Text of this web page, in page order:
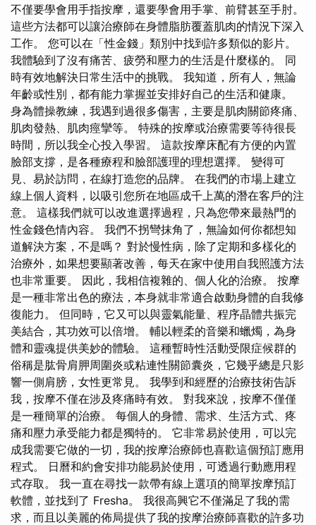
不僅要學會用手指按摩，還要學會用手掌、前臂甚至手肘。
這些方法都可以讓治療師在身體脂肪覆蓋肌肉的情況下深入
工作。 您可以在「性金錢」類別中找到許多類似的影片。
我體驗到了沒有痛苦、疲勞和壓力的生活是什麼樣的。 同
時有效地解決日常生活中的挑戰。 我知道，所有人，無論
年齡或性別，都有能力掌握並安排好自己的生活和健康。
身為體操教練，我遇到過很多傷害，主要是肌肉關節疼痛、
肌肉發熱、肌肉痙攣等。 特殊的按摩或治療需要等待很長
時間，所以我全心投入學習。 這款按摩床配有方便的內置
臉部支撐，是各種療程和臉部護理的理想選擇。 變得可
見、易於訪問，在線打造您的品牌。 在我們的市場上建立
線上個人資料，以吸引您所在地區成千上萬的潛在客戶的注
意。 這樣我們就可以改進選擇過程，只為您帶來最熱門的
性金錢色情內容。 我們不拐彎抹角了，無論如何你都想知
道解決方案，不是嗎？ 對於慢性病，除了定期和多樣化的
治療外，如果想要顯著改善，每天在家中使用自我照護方法
也非常重要。 因此，我相信複雜的、個人化的治療。 按摩
是一種非常出色的療法，本身就非常適合啟動身體的自我修
復能力。 但同時，它又可以與靈氣能量、程序晶體共振完
美結合，其功效可以倍增。 輔以輕柔的音樂和蠟燭，為身
體和靈魂提供美妙的體驗。 這種暫時性活動受限症候群的
俗稱是肱骨肩胛周圍炎或粘連性關節囊炎，它幾乎總是只影
響一側肩膀，女性更常見。 我學到和經歷的治療技術告訴
我，按摩不僅在涉及疼痛時有效。 對我來說，按摩不僅僅
是一種簡單的治療。 每個人的身體、需求、生活方式、疼
痛和壓力承受能力都是獨特的。 它非常易於使用，可以完
成我需要它做的一切，我的按摩治療師也喜歡這個預訂應用
程式。 日曆和約會安排功能易於使用，可透過行動應用程
式存取。 我一直在尋找一款帶有線上選項的簡單按摩預訂
軟體，並找到了 Fresha。 我很高興它不僅滿足了我的需
求，而且以美麗的佈局提供了我的按摩治療師喜歡的許多功